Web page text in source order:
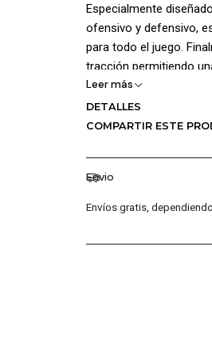
Especialmente
ofensivo y defensivo,
para todo el juego.
tracción permitiendo
Sintético 61 % Textil ,
Leer más
DETALLES
COMPARTIR ESTE
Envio
Envíos gratis,